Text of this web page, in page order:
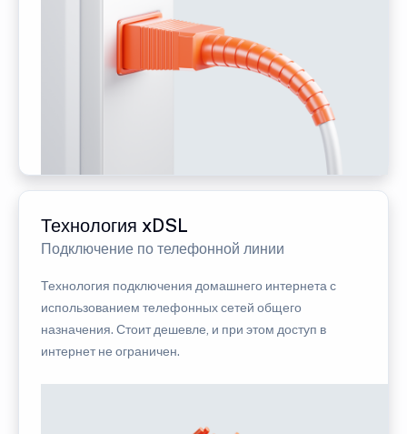
Технология xDSL
Подключение по телефонной линии
Технология подключения домашнего интернета с
использованием телефонных сетей общего
назначения. Стоит дешевле, и при этом доступ в
интернет не ограничен.